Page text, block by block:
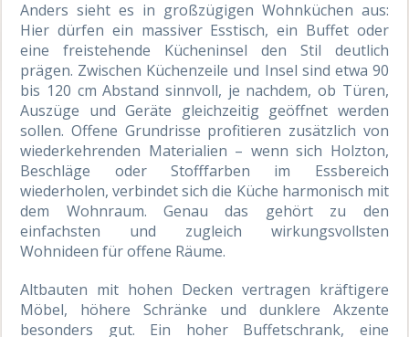
Anders sieht es in großzügigen Wohnküchen aus:
Hier dürfen ein massiver Esstisch, ein Buffet oder
eine freistehende Kücheninsel den Stil deutlich
prägen. Zwischen Küchenzeile und Insel sind etwa 90
bis 120 cm Abstand sinnvoll, je nachdem, ob Türen,
Auszüge und Geräte gleichzeitig geöffnet werden
sollen. Offene Grundrisse profitieren zusätzlich von
wiederkehrenden Materialien – wenn sich Holzton,
Beschläge oder Stofffarben im Essbereich
wiederholen, verbindet sich die Küche harmonisch mit
dem Wohnraum. Genau das gehört zu den
einfachsten und zugleich wirkungsvollsten
Wohnideen für offene Räume.
Altbauten mit hohen Decken vertragen kräftigere
Möbel, höhere Schränke und dunklere Akzente
besonders gut. Ein hoher Buffetschrank, eine